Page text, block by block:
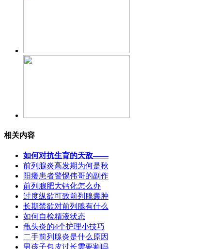
相关内容
如何对抗生育的天敌——
前列腺炎高发期为何是秋
阳痿患者警惕伟哥的副作
前列腺肥大钙化怎么办
过度纵欲可致前列腺囊肿
长期禁欲对前列腺有什么
如何自检精液状态
龟头炎的4个护理小技巧
二手前列腺炎是什么原因
男孩子包皮过长需要割吗